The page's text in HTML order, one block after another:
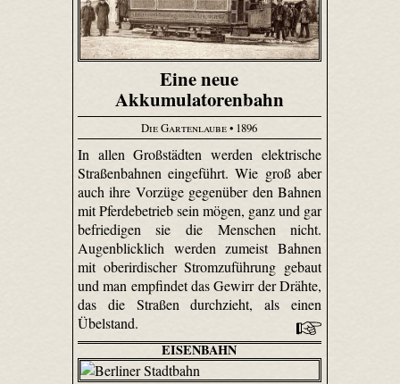
Eine neue
Akkumulatorenbahn
Die Gartenlaube• 1896
In allen Großstädten werden elektrische
Straßenbahnen eingeführt. Wie groß aber
auch ihre Vorzüge gegenüber den Bahnen
mit Pferdebetrieb sein mögen, ganz und gar
befriedigen sie die Menschen nicht.
Augenblicklich werden zumeist Bahnen
mit oberirdischer Stromzuführung gebaut
und man empfindet das Gewirr der Drähte,
das die Straßen durchzieht, als einen
Übelstand.
EISENBAHN